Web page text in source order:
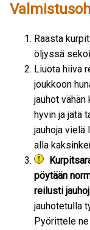
Raasta
öljyssä
Liuota hiiva
joukkoon
jauhot vähän
hyvin ja jätä
jauhoja vielä
alla
pöytään
reilusti
jauhotetulla
Pyörittele